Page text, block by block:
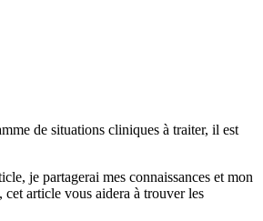
de situations cliniques à traiter, il est
je partagerai mes connaissances et mon
article vous aidera à trouver les